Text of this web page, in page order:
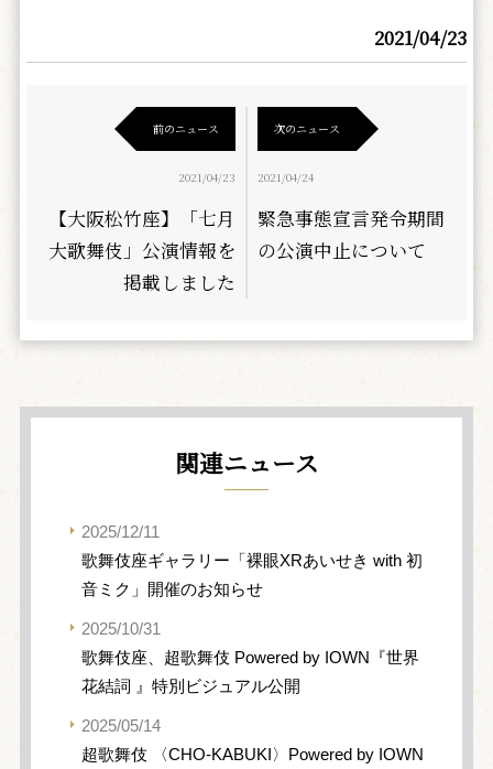
2021/04/23
前のニュース
2021/04/23
【大阪松竹座】「七月
大歌舞伎」公演情報を
掲載しました
次のニュース
2021/04/24
緊急事態宣言発令期間
の公演中止について
関連ニュース
2025/12/11
歌舞伎座ギャラリー「裸眼XRあいせき with 初
音ミク」開催のお知らせ
2025/10/31
歌舞伎座、超歌舞伎 Powered by IOWN『世界
花結詞 』特別ビジュアル公開
2025/05/14
超歌舞伎 〈CHO-KABUKI〉Powered by IOWN